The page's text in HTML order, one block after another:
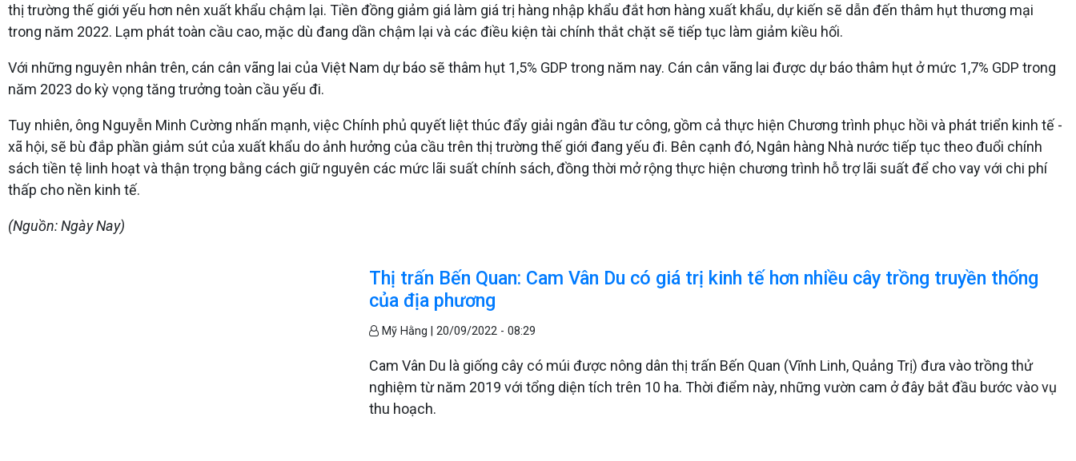
thị trường thế giới yếu hơn nên xuất khẩu chậm lại. Tiền đồng giảm giá làm giá trị hàng nhập khẩu đắt hơn hàng xuất khẩu, dự kiến sẽ dẫn đến thâm hụt thương mại
trong năm 2022. Lạm phát toàn cầu cao, mặc dù đang dần chậm lại và các điều kiện tài chính thắt chặt sẽ tiếp tục làm giảm kiều hối.
Với những nguyên nhân trên, cán cân vãng lai của Việt Nam dự báo sẽ thâm hụt 1,5% GDP trong năm nay. Cán cân vãng lai được dự báo thâm hụt ở mức 1,7% GDP trong
năm 2023 do kỳ vọng tăng trưởng toàn cầu yếu đi.
Tuy nhiên, ông Nguyễn Minh Cường nhấn mạnh, việc Chính phủ quyết liệt thúc đẩy giải ngân đầu tư công, gồm cả thực hiện Chương trình phục hồi và phát triển kinh tế -
xã hội, sẽ bù đắp phần giảm sút của xuất khẩu do ảnh hưởng của cầu trên thị trường thế giới đang yếu đi. Bên cạnh đó, Ngân hàng Nhà nước tiếp tục theo đuổi chính
sách tiền tệ linh hoạt và thận trọng bằng cách giữ nguyên các mức lãi suất chính sách, đồng thời mở rộng thực hiện chương trình hỗ trợ lãi suất để cho vay với chi phí
thấp cho nền kinh tế.
(Nguồn: Ngày Nay)
Thị trấn Bến Quan: Cam Vân Du có giá trị kinh tế hơn nhiều cây trồng truyền thống
của địa phương
Mỹ Hằng |20/09/2022 - 08:29
Cam Vân Du là giống cây có múi được nông dân thị trấn Bến Quan (Vĩnh Linh, Quảng Trị) đưa vào trồng thử
nghiệm từ năm 2019 với tổng diện tích trên 10 ha. Thời điểm này, những vườn cam ở đây bắt đầu bước vào vụ
thu hoạch.